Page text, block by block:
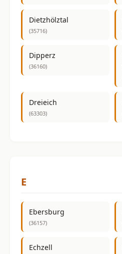
Dietzhölztal
(35716)
Dipperz
(36160)
Dreieich
(63303)
E
Ebersburg
(36157)
Echzell